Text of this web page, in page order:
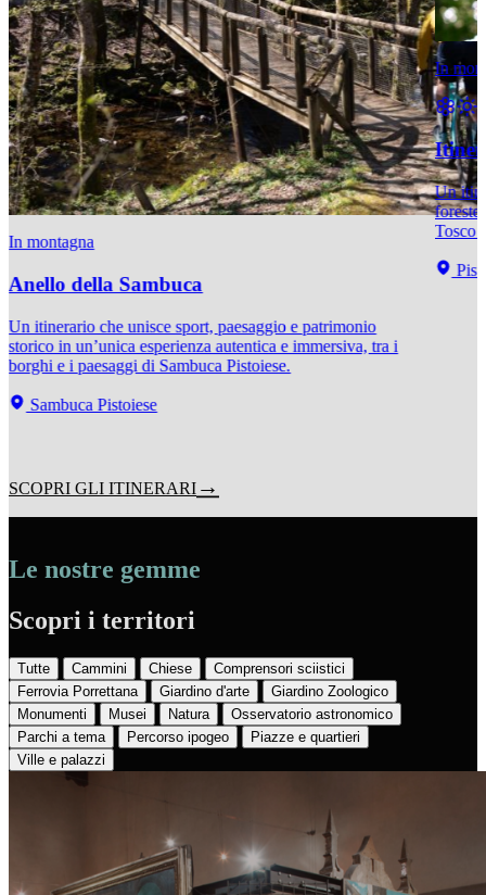
In montagna
Anello della Sambuca
Un itinerario che unisce sport, paesaggio e patrimonio
storico in un’unica esperienza autentica e immersiva, tra i
borghi e i paesaggi di Sambuca Pistoiese.
Sambuca Pistoiese
In
Un
foreste
Tosco
SCOPRI GLI ITINERARI
Le nostre gemme
Scopri i territori
Tutte Cammini Chiese
Comprensori sciistici
Ferrovia Porrettana
Giardino d'arte
Giardino Zoologico
Monumenti
Musei Natura
Osservatorio astronomico
Parchi a tema
Percorso ipogeo
Piazze e quartieri
Ville e palazzi